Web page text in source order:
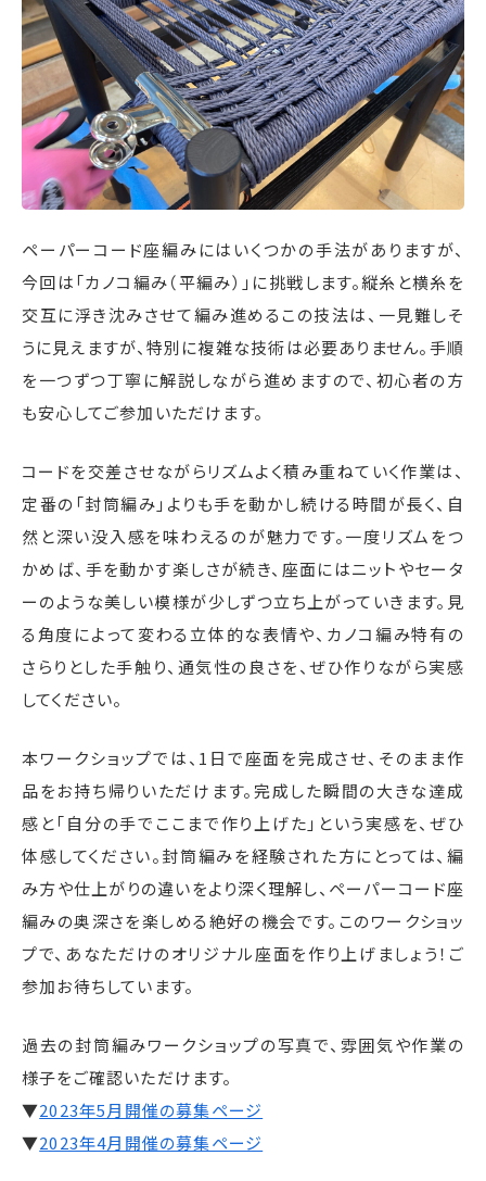
ペーパーコード座編みにはいくつかの手法がありますが、
今回は「カノコ編み（平編み）」に挑戦します。縦糸と横糸を
交互に浮き沈みさせて編み進めるこの技法は、一見難しそ
うに見えますが、特別に複雑な技術は必要ありません。手順
を一つずつ丁寧に解説しながら進めますので、初心者の方
も安心してご参加いただけます。
コードを交差させながらリズムよく積み重ねていく作業は、
定番の「封筒編み」よりも手を動かし続ける時間が長く、自
然と深い没入感を味わえるのが魅力です。一度リズムをつ
かめば、手を動かす楽しさが続き、座面にはニットやセータ
ーのような美しい模様が少しずつ立ち上がっていきます。見
る角度によって変わる立体的な表情や、カノコ編み特有の
さらりとした手触り、通気性の良さを、ぜひ作りながら実感
してください。
本ワークショップでは、1日で座面を完成させ、そのまま作
品をお持ち帰りいただけます。完成した瞬間の大きな達成
感と「自分の手でここまで作り上げた」という実感を、ぜひ
体感してください。封筒編みを経験された方にとっては、編
み方や仕上がりの違いをより深く理解し、ペーパーコード座
編みの奥深さを楽しめる絶好の機会です。このワークショッ
プで、あなただけのオリジナル座面を作り上げましょう！ご
参加お待ちしています。
過去の封筒編みワークショップの写真で、雰囲気や作業の
様子をご確認いただけます。
▼2023年5月開催の募集ページ
▼2023年4月開催の募集ページ